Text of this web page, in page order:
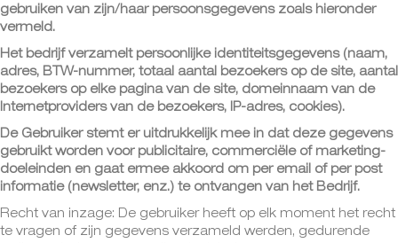
gebruiken van zijn/haar persoonsgegevens zoals hieronder
vermeld.
Het bedrijf verzamelt persoonlijke identiteitsgegevens (naam,
adres, BTW-nummer, totaal aantal bezoekers op de site, aantal
bezoekers op elke pagina van de site, domeinnaam van de
Internetproviders van de bezoekers, IP-adres, cookies).
De Gebruiker stemt er uitdrukkelijk mee in dat deze gegevens
gebruikt worden voor publicitaire, commerciële of marketing-
doeleinden en gaat ermee akkoord om per email of per post
informatie (newsletter, enz.) te ontvangen van het Bedrijf.
Recht van inzage: De gebruiker heeft op elk moment het recht
te vragen of zijn gegevens verzameld werden, gedurende